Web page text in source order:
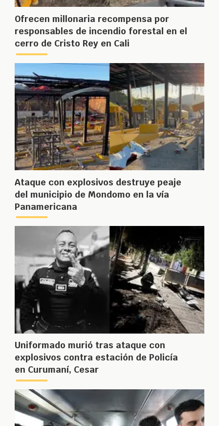
Ofrecen millonaria recompensa por
responsables de incendio forestal en el
cerro de Cristo Rey en Cali
Ataque con explosivos destruye peaje
del municipio de Mondomo en la vía
Panamericana
Uniformado murió tras ataque con
explosivos contra estación de Policía
en Curumaní, Cesar